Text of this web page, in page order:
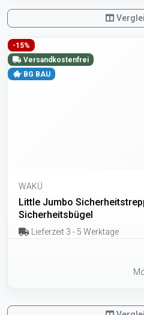
-15%
Versandkostenfrei
BG BAU
WAKÜ
Little Jumbo
Sicherheitsbügel
Lieferzeit 3 - 5 Werktage